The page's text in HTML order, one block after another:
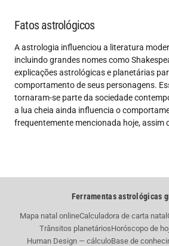
Fatos astrológicos
A astrologia influenciou a literatura
incluindo grandes nomes como
explicações astrológicas e planetárias
comportamento de seus personagens.
tornaram-se parte da sociedade
a lua cheia ainda influencia o
frequentemente mencionada hoje, assim
Ferramentas astrológicas
Mapa natal onlineCalculadora de carta natal
Trânsitos planetáriosHoróscopo de
Human Design — cálculoBase de